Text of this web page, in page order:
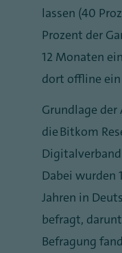
lassen (40
Prozent der
12 Monaten
dort offline ein
Grundlage
die Bitkom
Dabei wurden
Jahren in
befragt,
Befragung